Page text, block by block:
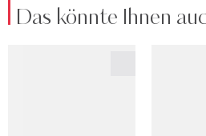
Das könnte Ihnen